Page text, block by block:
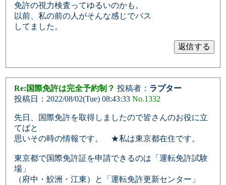
免許の視力検査ってゆるいのかも。
以前、私の前の人がそんな感じでパス
してました。
Re:国際免許は完全予約制？ 投稿者： ラプター
投稿日：2022/08/02(Tue) 08:43:33 No.1332
先日、国際免許を取得しましたので皆さんのお役に立
てばと
思いその時の情報です。 ★私は東京都在住です。
東京都で国際免許証を申請できるのは「運転免許試験
場」
（府中・鮫洲・江東）と「運転免許更新センター」